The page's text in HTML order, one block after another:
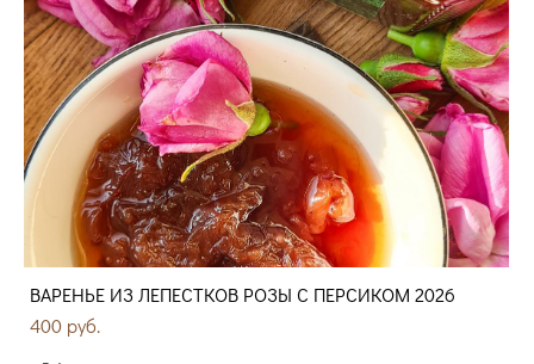
ВАРЕНЬЕ ИЗ ЛЕПЕСТКОВ РОЗЫ С ПЕРСИКОМ 2026
400 pуб.